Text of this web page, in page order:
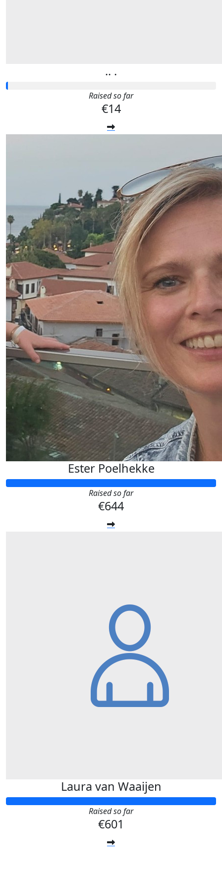
.. .
Raised so far
€14
Ester Poelhekke
Raised so far
€644
Laura van Waaijen
Raised so far
€601